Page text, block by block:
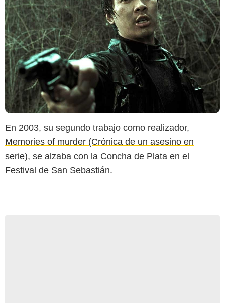
En 2003, su segundo trabajo como realizador,
Memories of murder (Crónica de un asesino en
serie), se alzaba con la Concha de Plata en el
Festival de San Sebastián.